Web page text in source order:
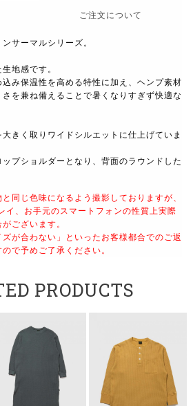
ご注文について
サーマルシリーズ。
地感です。
み保温性を高める特性に加え、ヘンプ素材
を兼ね備えることで暑くなりすぎず快適な
きく取りワイドシルエットに仕上げていま
プショルダーとなり、背面のラウンドした
同じ色味になるよう撮影しておりますが、
イ、お手元のスマートフォンの性質上実際
ございます。
ズが合わない」といったお客様都合でのご返
で予めご了承ください。
PRODUCTS